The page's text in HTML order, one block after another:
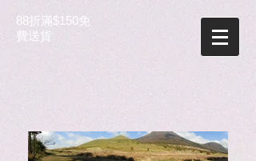
88折滿$150免
費送貨